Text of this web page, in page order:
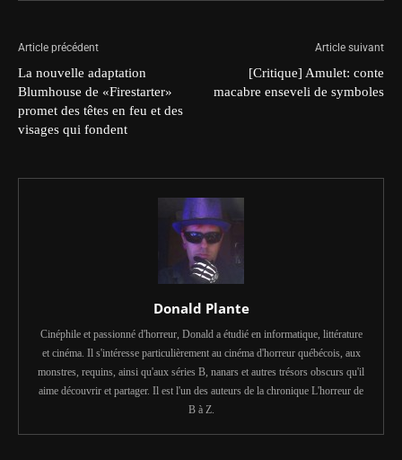
Article précédent
La nouvelle adaptation
Blumhouse de «Firestarter»
promet des têtes en feu et des
visages qui fondent
Article suivant
[Critique] Amulet: conte
macabre enseveli de symboles
Donald Plante
Cinéphile et passionné d'horreur, Donald a étudié en informatique, littérature
et cinéma. Il s'intéresse particulièrement au cinéma d'horreur québécois, aux
monstres, requins, ainsi qu'aux séries B, nanars et autres trésors obscurs qu'il
aime découvrir et partager. Il est l'un des auteurs de la chronique L'horreur de
B à Z.